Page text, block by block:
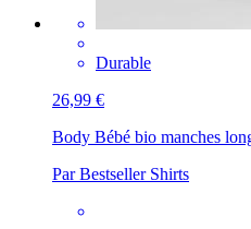
Durable
26,99 €
Body Bébé bio manches
Par Bestseller Shirts